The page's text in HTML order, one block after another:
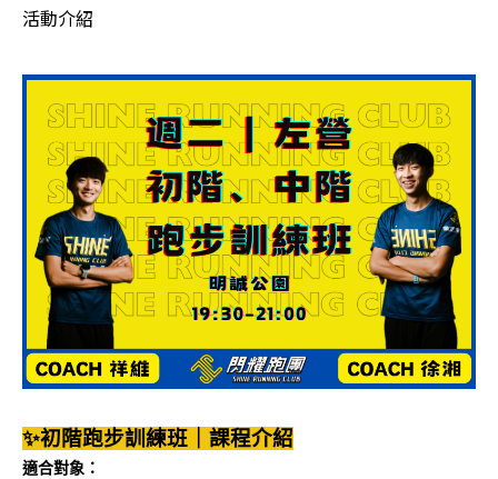
活動介紹
✨初階跑步訓練班｜課程介紹
適合對象：